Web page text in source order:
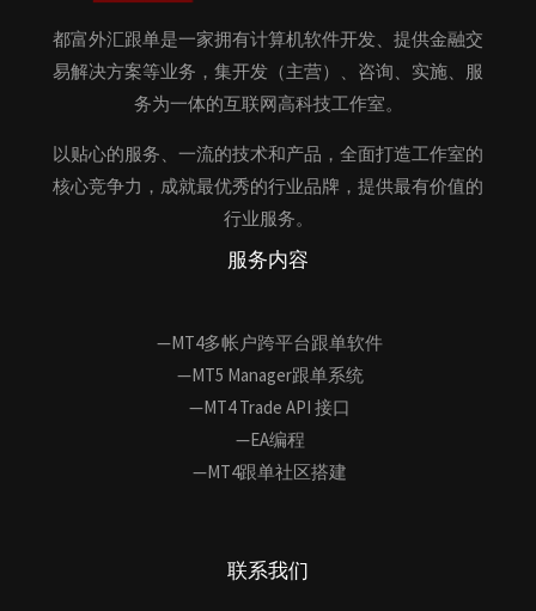
都富外汇跟单是一家拥有计算机软件开发、提供金融交
易解决方案等业务，集开发（主营）、咨询、实施、服
务为一体的互联网高科技工作室。
以贴心的服务、一流的技术和产品，全面打造工作室的
核心竞争力，成就最优秀的行业品牌，提供最有价值的
行业服务。
服务内容
—MT4多帐户跨平台跟单软件
—MT5 Manager跟单系统
—MT4 Trade API 接口
—EA编程
—MT4跟单社区搭建
联系我们